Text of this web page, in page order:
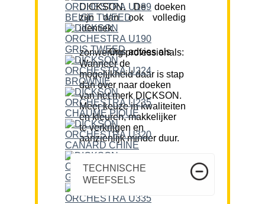
DICKSON. De doeken
zijn dan ook volledig
identiek.
Ons advies als zonwering professionals:
Wanneer de
mogelijkheid daar is stap
dan over naar doeken
van het merk DICKSON.
Meer keuze in kwaliteiten
en kleuren, makkelijker
te verkrijgen en
aanzienlijk minder duur.
TECHNISCHE
WEEFSELS